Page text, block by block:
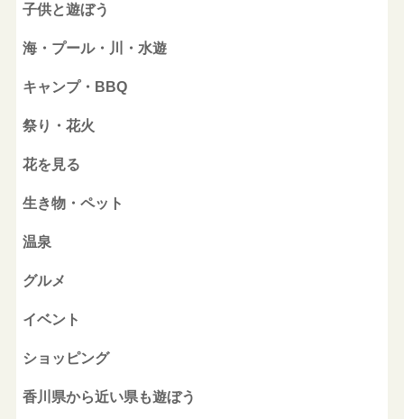
子供と遊ぼう
海・プール・川・水遊
キャンプ・BBQ
祭り・花火
花を見る
生き物・ペット
温泉
グルメ
イベント
ショッピング
香川県から近い県も遊ぼう